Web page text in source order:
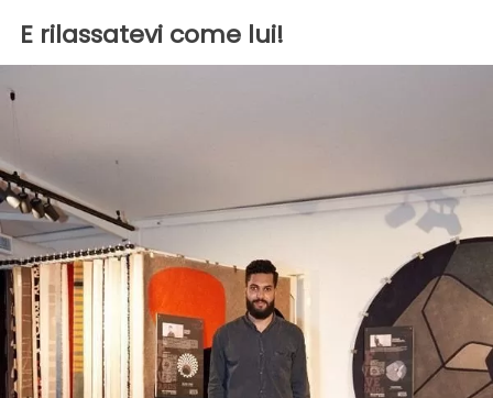
E rilassatevi come lui!